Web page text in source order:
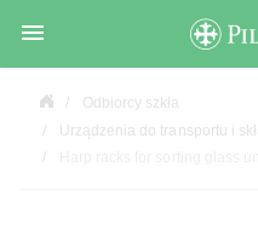

Odbiorcy szkła
Urządzenia do transportu i